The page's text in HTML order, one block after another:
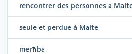
rencontrer des personnes a
seule et perdue à Malte
merħba